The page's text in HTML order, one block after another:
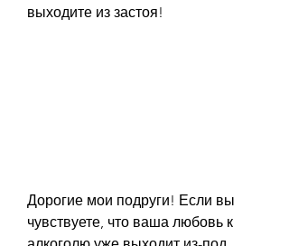
выходите из застоя!
Дорогие мои подруги! Если вы
чувствуете, что ваша любовь к